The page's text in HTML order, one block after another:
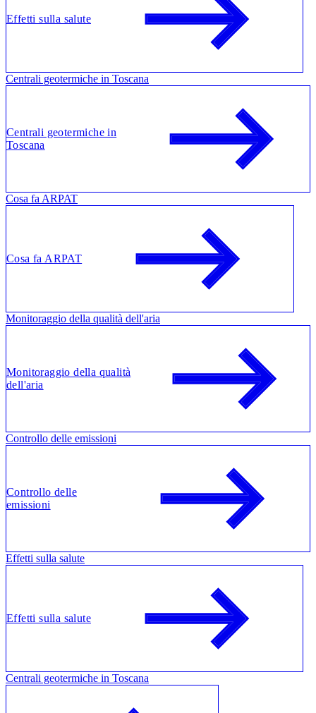
Effetti sulla salute
Centrali geotermiche in Toscana
Centrali geotermiche in
Toscana
Cosa fa ARPAT
Cosa fa ARPAT
Monitoraggio della qualità dell'aria
Monitoraggio della qualità
dell'aria
Controllo delle emissioni
Controllo delle
emissioni
Effetti sulla salute
Effetti sulla salute
Centrali geotermiche in Toscana